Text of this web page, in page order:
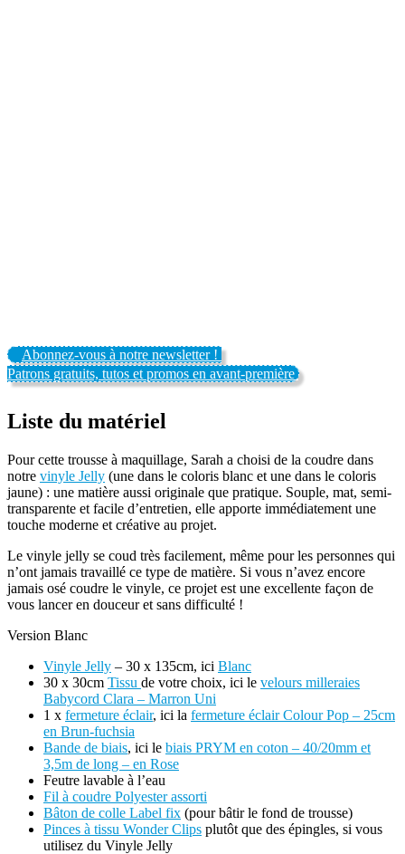
Abonnez-vous à notre newsletter !
Patrons gratuits, tutos et promos en avant-première
Liste du matériel
Pour cette trousse à maquillage, Sarah a choisi de la coudre dans
notre vinyle Jelly (une dans le coloris blanc et une dans le coloris
jaune) : une matière aussi originale que pratique. Souple, mat, semi-
transparente et facile d’entretien, elle apporte immédiatement une
touche moderne et créative au projet.
Le vinyle jelly se coud très facilement, même pour les personnes qui
n’ont jamais travaillé ce type de matière. Si vous n’avez encore
jamais osé coudre le vinyle, ce projet est une excellente façon de
vous lancer en douceur et sans difficulté !
Version Blanc
Vinyle Jelly – 30 x 135cm, ici Blanc
30 x 30cm Tissu de votre choix, ici le velours milleraies
Babycord Clara – Marron Uni
1 x fermeture éclair, ici la fermeture éclair Colour Pop – 25cm
en Brun-fuchsia
Bande de biais, ici le biais PRYM en coton – 40/20mm et
3,5m de long – en Rose
Feutre lavable à l’eau
Fil à coudre Polyester assorti
Bâton de colle Label fix (pour bâtir le fond de trousse)
Pinces à tissu Wonder Clips plutôt que des épingles, si vous
utilisez du Vinyle Jelly